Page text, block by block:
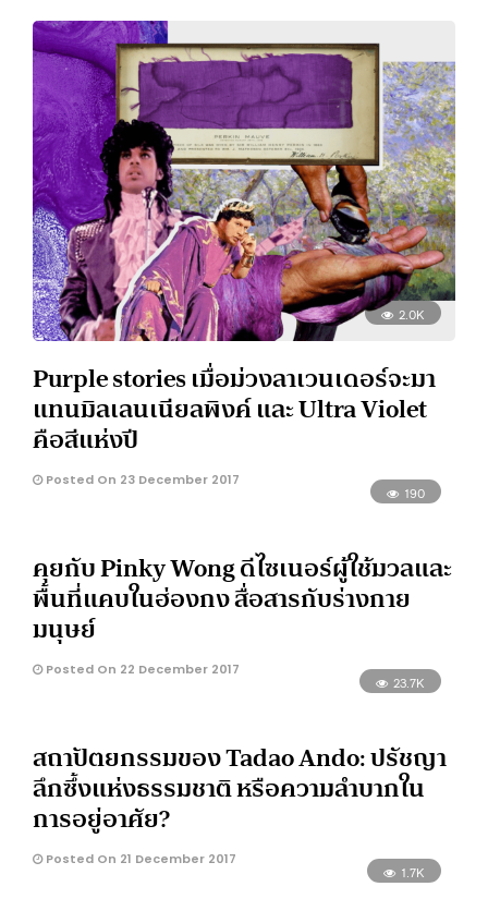
2.0K
Purple stories เมื่อม่วงลาเวนเดอร์จะมา
แทนมิลเลนเนียลพิงค์ และ Ultra Violet
คือสีแห่งปี
Posted On 23 December 2017
190
คุยกับ Pinky Wong ดีไซเนอร์ผู้ใช้มวลและ
พื้นที่แคบในฮ่องกง สื่อสารกับร่างกาย
มนุษย์
Posted On 22 December 2017
23.7K
สถาปัตยกรรมของ Tadao Ando: ปรัชญา
ลึกซึ้งแห่งธรรมชาติ หรือความลำบากใน
การอยู่อาศัย?
Posted On 21 December 2017
1.7K